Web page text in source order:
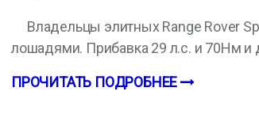
Владельцы элитных Range Rover
лошадями. Прибавка 29 л.с. и 70Нм и
ПРОЧИТАТЬ ПОДРОБНЕЕ